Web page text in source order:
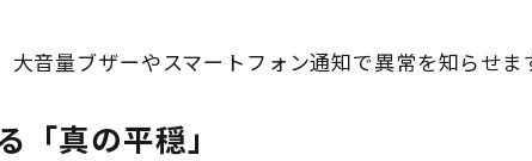
大音量ブザーやスマートフォン通知で異常を知らせま
真の平穏」